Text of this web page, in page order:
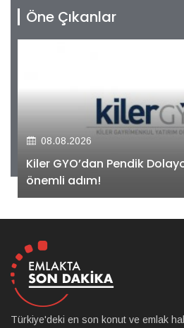
Öne Çıkanlar
08.08.2026
Kiler GYO’dan Pendik
önemli adım!
Türkiye'deki en son konut ve emlak